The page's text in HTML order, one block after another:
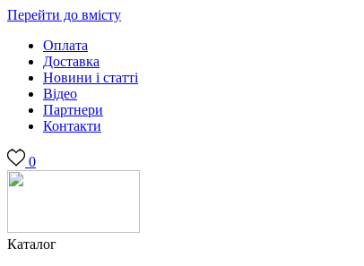
Перейти до вмісту
Оплата
Доставка
Новини і статті
Відео
Партнери
Контакти
0
Каталог